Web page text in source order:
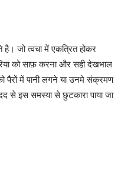
है। जो त्वचा में एकत्रित होकर
को साफ़ करना और सही देखभाल
में पानी लगने या उनमे संक्रमण
से इस समस्या से छुटकारा पाया जा